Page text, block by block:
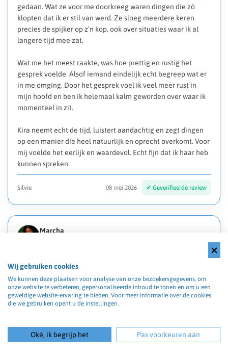
gedaan. Wat ze voor me doorkreeg waren dingen die zó
klopten dat ik er stil van werd. Ze sloeg meerdere keren
precies de spijker op z’n kop, ook over situaties waar ik al
langere tijd mee zat.
Wat me het meest raakte, was hoe prettig en rustig het
gesprek voelde. Alsof iemand eindelijk echt begreep wat er
in me omging. Door het gesprek voel ik veel meer rust in
mijn hoofd en ben ik helemaal kalm geworden over waar ik
momenteel in zit.
Kira neemt echt de tijd, luistert aandachtig en zegt dingen
op een manier die heel natuurlijk en oprecht overkomt. Voor
mij voelde het eerlijk en waardevol. Echt fijn dat ik haar heb
kunnen spreken.
Silvie 08 mei 2026
Marcha
Anoniem 08 mei 2026
Wij gebruiken cookies
We kunnen deze plaatsen voor analyse van onze bezoekersgegevens, om
onze website te verbeteren, gepersonaliseerde inhoud te tonen en om u een
geweldige website-ervaring te bieden. Voor meer informatie over de cookies
die we gebruiken opent u de instellingen.
Oké, ik begrijp het Pas voorkeuren aan